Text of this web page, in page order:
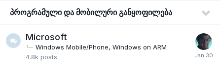
პროგრამული და მობილური განყოფილება
Microsoft
Windows Mobile/Phone, Windows on ARM
4.8k posts